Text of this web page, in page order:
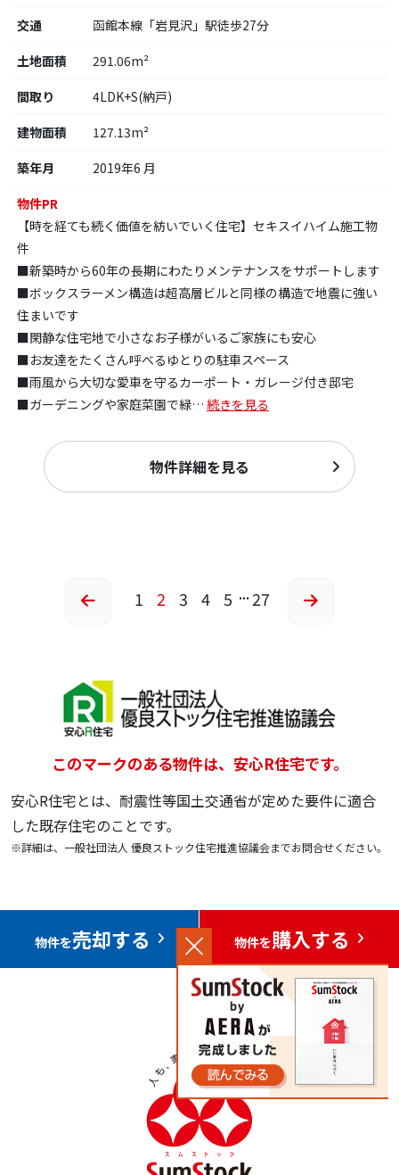
交通
函館本線「岩見沢」駅徒歩27分
土地面積
291.06m²
間取り
4LDK+S(納戸)
建物面積
127.13m²
築年月
2019年6 月
物件PR
【時を経ても続く価値を紡いでいく住宅】セキスイハイム施工物
件
■新築時から60年の長期にわたりメンテナンスをサポートします
■ボックスラーメン構造は超高層ビルと同様の構造で地震に強い
住まいです
■閑静な住宅地で小さなお子様がいるご家族にも安心
■お友達をたくさん呼べるゆとりの駐車スペース
■雨風から大切な愛車を守るカーポート・ガレージ付き邸宅
■ガーデニングや家庭菜園で緑… 続きを見る
物件詳細を見る
1 2 3 4 5 ...27
このマークのある物件は、安心R住宅です。
安心R住宅とは、耐震性等国土交通省が定めた要件に適合
した既存住宅のことです。
※詳細は、一般社団法人 優良ストック住宅推進協議会までお問合せください。
物件を売却する 物件を購入する